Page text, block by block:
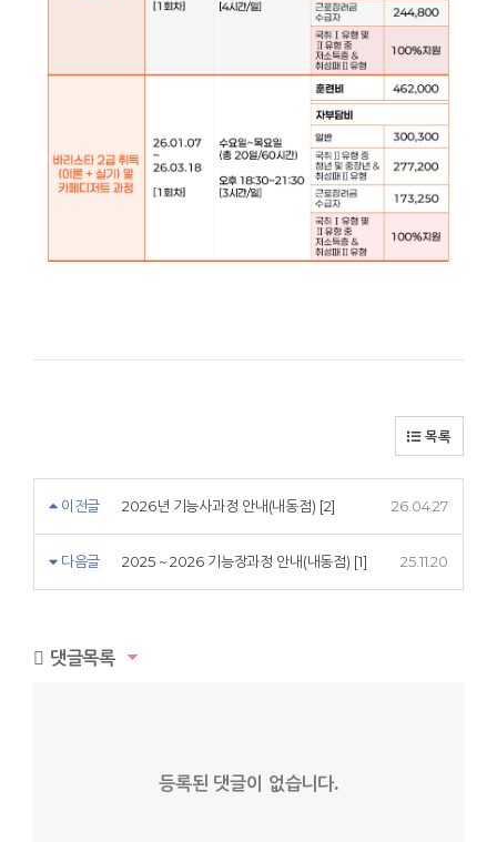
목록
이전글 2026년 기능사과정 안내(내동점) [2] 26.04.27
다음글 2025 ~ 2026 기능장과정 안내(내동점) [1] 25.11.20
댓글목록
등록된 댓글이 없습니다.